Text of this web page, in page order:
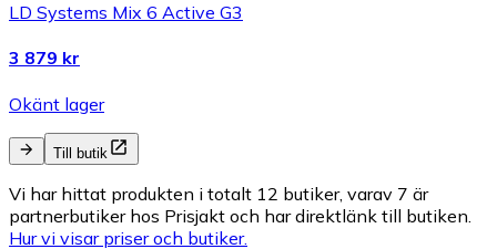
LD Systems Mix 6 Active G3
3 879 kr
Okänt lager
Till butik
Vi har hittat produkten i totalt 12 butiker, varav 7 är
partnerbutiker hos Prisjakt och har direktlänk till butiken.
Hur vi visar priser och butiker.